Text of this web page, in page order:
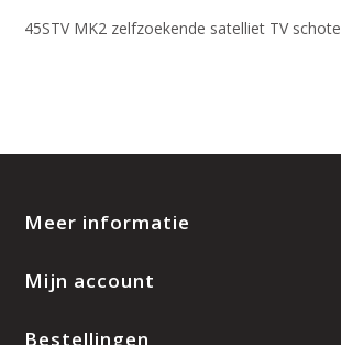
45STV MK2 zelfzoekende satelliet TV
Meer informatie
Mijn account
Bestellingen